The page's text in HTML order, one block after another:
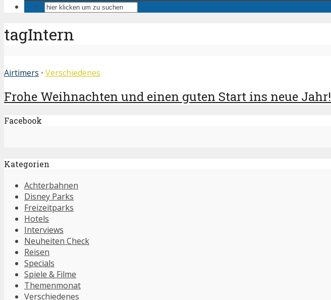
tagIntern
Airtimers • Verschiedenes
Frohe Weihnachten und einen guten Start ins neue Jahr!
Facebook
Kategorien
Achterbahnen
Disney Parks
Freizeitparks
Hotels
Interviews
Neuheiten Check
Reisen
Specials
Spiele & Filme
Themenmonat
Verschiedenes